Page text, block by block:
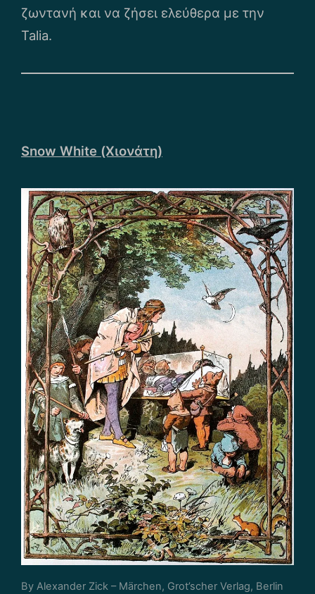
ζωντανή και να ζήσει ελεύθερα με την
Talia.
Snow White (Χιονάτη)
By Alexander Zick – Märchen, Grot’scher Verlag, Berlin